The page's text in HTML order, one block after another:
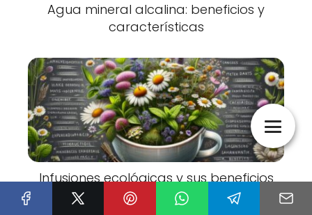
Agua mineral alcalina: beneficios y
características
Infusiones ecológicas y sus beneficios